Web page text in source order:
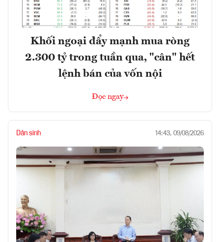
Khối ngoại đẩy mạnh mua ròng
2.300 tỷ trong tuần qua, "cân" hết
lệnh bán của vốn nội
Đọc ngay
Dân sinh 14:43, 09/08/2026